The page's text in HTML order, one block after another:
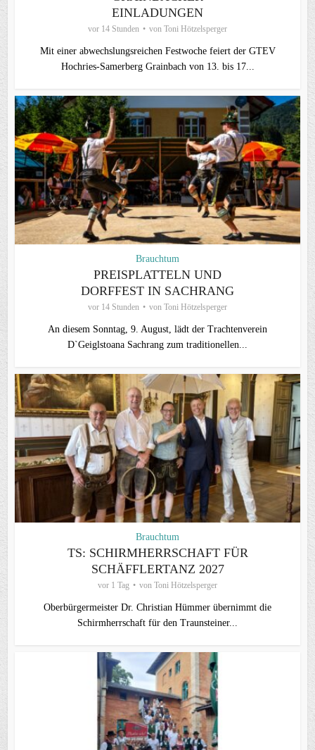
EINLADUNGEN
vor 14 Stunden von Toni Hötzelsperger
Mit einer abwechslungsreichen Festwoche feiert der GTEV
Hochries-Samerberg Grainbach von 13. bis 17...
Brauchtum
PREISPLATTELN UND
DORFFEST IN SACHRANG
vor 14 Stunden von Toni Hötzelsperger
An diesem Sonntag, 9. August, lädt der Trachtenverein
D`Geiglstoana Sachrang zum traditionellen...
Brauchtum
TS: SCHIRMHERRSCHAFT FÜR
SCHÄFFLERTANZ 2027
vor 1 Tag von Toni Hötzelsperger
Oberbürgermeister Dr. Christian Hümmer übernimmt die
Schirmherrschaft für den Traunsteiner...